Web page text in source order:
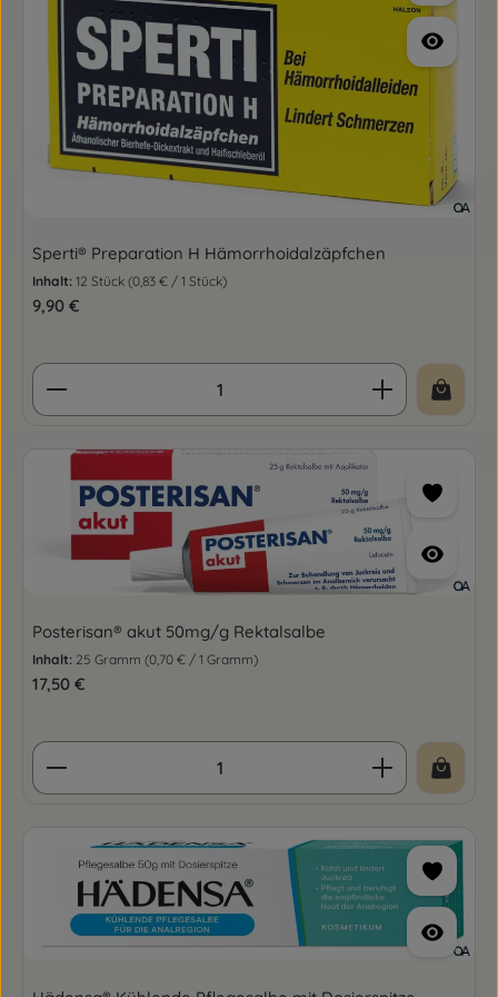
Sperti® Preparation H Hämorrhoidalzäpfchen
Inhalt: 12 Stück (0,83 € / 1 Stück)
Regulärer Preis:
9,90 €
Produkt Anzahl: Gib den gewünschten Wert
Posterisan® akut 50mg/g Rektalsalbe
Inhalt: 25 Gramm (0,70 € / 1 Gramm)
Regulärer Preis:
17,50 €
Produkt Anzahl: Gib den gewünschten Wert